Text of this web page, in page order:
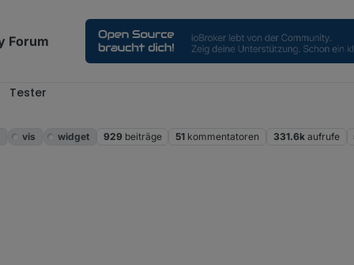
Forum
Tester
vis widget 929 beiträge 51 kommentatoren 331.6k aufrufe